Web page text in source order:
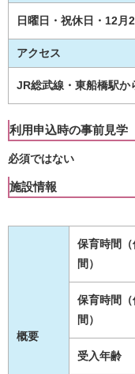
日曜日・祝休日・12月
アクセス
JR総武線・東船橋駅か
利用申込時の事前見学
必須ではない
施設情報
概要
保育時間
間）
保育時間
間）
受入年齢